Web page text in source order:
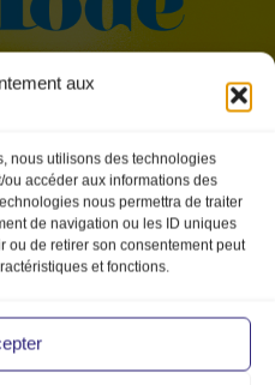
aux
nous utilisons des technologies
accéder aux informations des
nous permettra de traiter
de navigation ou les ID uniques
ou de retirer son consentement peut
et fonctions.